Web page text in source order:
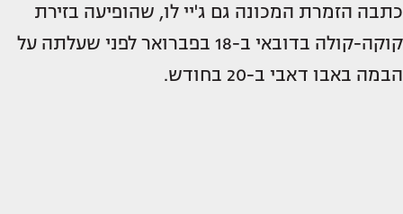
כתבה הזמרת המכונה גם ג'יי לו, שהופיעה בזירת
קוקה-קולה בדובאי ב-18 בפברואר לפני שעלתה על
הבמה באבו דאבי ב-20 בחודש.